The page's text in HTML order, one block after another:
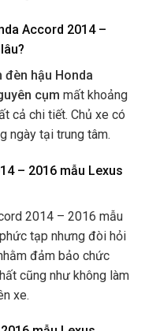
Accord 2014 –
đèn hậu Honda
cụm mất khoảng
cả chi tiết. Chủ xe có
ngày tại trung tâm.
– 2016 mẫu Lexus
2014 – 2016 mẫu
tạp nhưng đòi hỏi
đảm bảo chức
cũng như không làm
xe.